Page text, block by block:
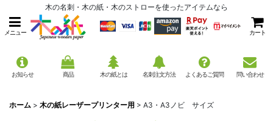
木の名刺・木の紙・木のストローを使ったアイテムなら
メニュー カート
お知らせ 商品 木の紙とは 名刺注文方法 よくあるご質問 問い合わせ
ホーム > 木の紙レーザープリンター用 > A3・A3ノビ サイズ